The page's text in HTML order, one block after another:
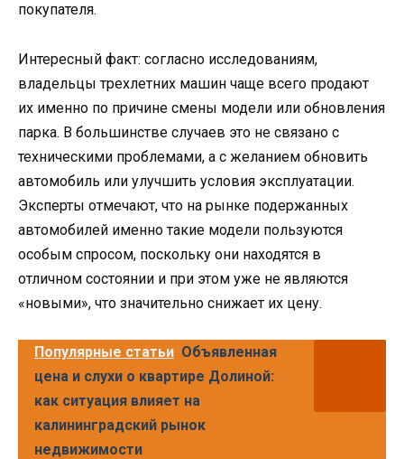
покупателя.
Интересный факт: согласно исследованиям,
владельцы трехлетних машин чаще всего продают
их именно по причине смены модели или обновления
парка. В большинстве случаев это не связано с
техническими проблемами, а с желанием обновить
автомобиль или улучшить условия эксплуатации.
Эксперты отмечают, что на рынке подержанных
автомобилей именно такие модели пользуются
особым спросом, поскольку они находятся в
отличном состоянии и при этом уже не являются
«новыми», что значительно снижает их цену.
Популярные статьи Объявленная
цена и слухи о квартире Долиной:
как ситуация влияет на
калининградский рынок
недвижимости